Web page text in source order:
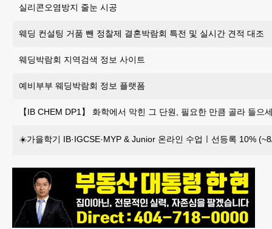
실리콘오염방지 줄눈 시공
웨딩 컨설팅 거품 뺀 정찰제 결혼박람회 특전 및 실시간 견적 대조
웨딩박람회 지역검색 정보 사이트
예비부부 웨딩박람회 정보 플랫폼
【IB CHEM DP1】 화학에서 막힌 그 단원, 필요한 만큼 골라 들으
☀️가을학기 IB·IGCSE·MYP & Junior 온라인 수업ㅣ선등록 10%